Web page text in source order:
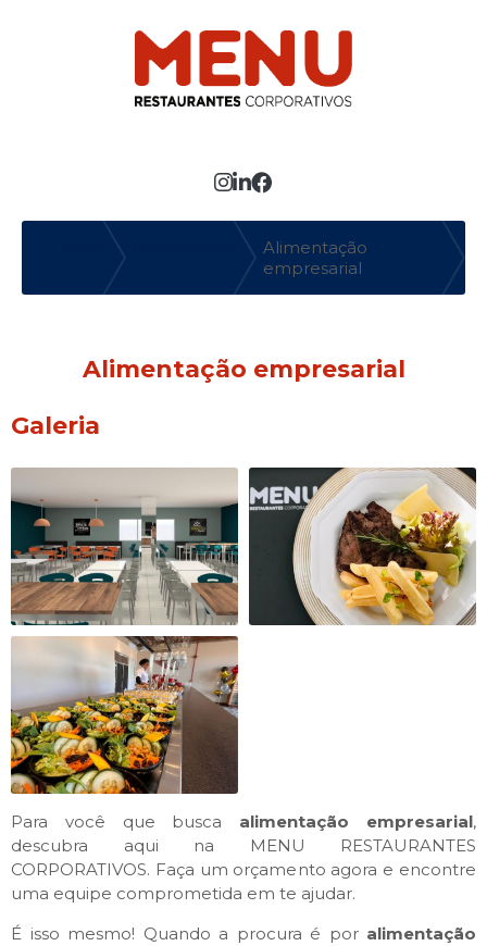
Entre em contato com um de nossos especialistas!
Alimentação
empresarial
Alimentação empresarial
Galeria
Para você que busca alimentação empresarial,
descubra aqui na MENU RESTAURANTES
CORPORATIVOS. Faça um orçamento agora e encontre
uma equipe comprometida em te ajudar.
É isso mesmo! Quando a procura é por alimentação